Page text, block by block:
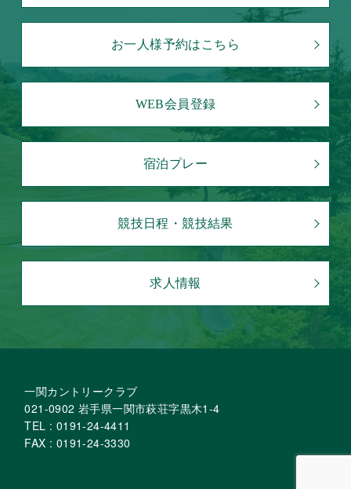
お一人様予約はこちら
WEB会員登録
宿泊プレー
競技日程・競技結果
求人情報
一関カントリークラブ
021-0902 岩手県一関市萩荘字黒木1-4
TEL : 0191-24-4411
FAX : 0191-24-3330